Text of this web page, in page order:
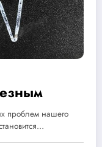
проблем нашего